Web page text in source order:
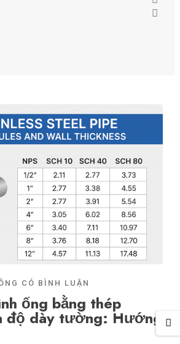
CÓ BÌNH LUẬN
ống bằng thép
độ dày tường: Hướng